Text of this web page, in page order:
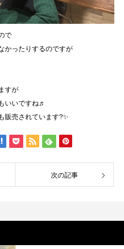
で
かったりするのですが
すが
いいですね♬
販売されています?✨
次の記事